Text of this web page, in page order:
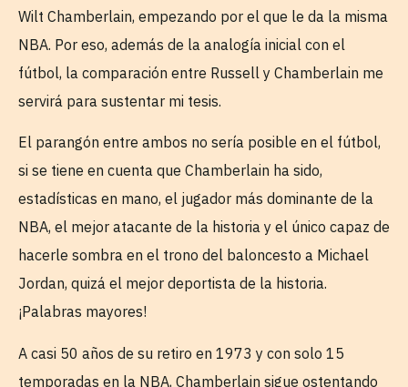
Wilt Chamberlain, empezando por el que le da la misma
NBA. Por eso, además de la analogía inicial con el
fútbol, la comparación entre Russell y Chamberlain me
servirá para sustentar mi tesis.
El parangón entre ambos no sería posible en el fútbol,
si se tiene en cuenta que Chamberlain ha sido,
estadísticas en mano, el jugador más dominante de la
NBA, el mejor atacante de la historia y el único capaz de
hacerle sombra en el trono del baloncesto a Michael
Jordan, quizá el mejor deportista de la historia.
¡Palabras mayores!
A casi 50 años de su retiro en 1973 y con solo 15
temporadas en la NBA, Chamberlain sigue ostentando